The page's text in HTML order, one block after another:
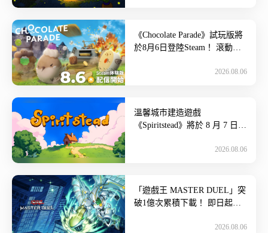
《Chocolate Parade》試玩版將
於8月6日登陸Steam！ 滾動甜
2026.08.06
溫馨城市建造遊戲
《Spiritstead》將於 8 月 7 日登
2026.08.06
「遊戲王 MASTER DUEL」突
破1億次累積下載！ 即日起展
有機會在遊戲內商店 […]2026.08.06